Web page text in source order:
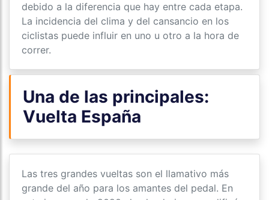
debido a la diferencia que hay entre cada etapa.
La incidencia del clima y del cansancio en los
ciclistas puede influir en uno u otro a la hora de
correr.
Una de las principales:
Vuelta España
Las tres grandes vueltas son el llamativo más
grande del año para los amantes del pedal. En